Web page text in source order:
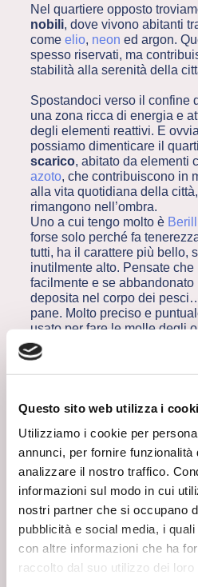
Questo sito web utilizza i
Utilizziamo i cookie per
annunci, per fornire
analizzare il nostro traffico.
informazioni sul modo in cui
nostri partner che si occupano
pubblicità e social media, i
con altre informazioni che ha
raccolto dal suo utilizzo dei loro
Nel quartiere opposto
nobili, dove vivono abitanti
come elio, neon ed argon.
spesso riservati, ma
stabilità alla serenità della
Spostandoci verso il confine
una zona ricca di energia e
degli elementi reattivi. E
possiamo dimenticare il
scarico, abitato da elementi
azoto, che contribuiscono in
alla vita quotidiana della
rimangono nell’ombra.
Uno a cui tengo molto è
forse solo perché fa
tutti, ha il carattere più bello,
inutilmente alto. Pensate che
facilmente e se abbandonato
deposita nel corpo dei
pane. Molto preciso e
usato per fare le molle degli
tutti i buoni, non bisogna
confidenza, se gli stai troppo
reagisce.
punto di fusione decisamente
umani e fare dei disastri.
Per questo bisogna tenerlo
dannosi.
Uno di questi èStronzio, uno
comporti in una certa
ci sono altri elementi, si
Veste di viola o marrone,
Marrone quando è stronzio.
Si vanta di avi Scozzesi,
perché arriva da un villaggio